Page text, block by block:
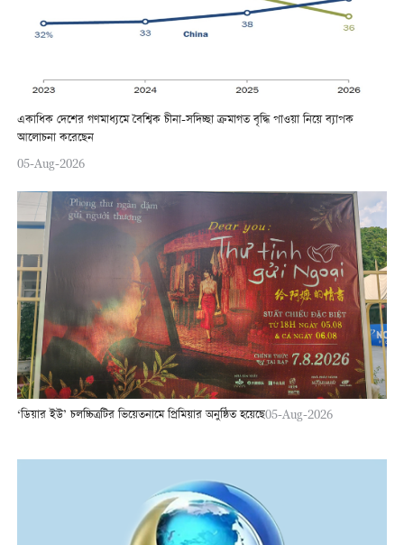
একাধিক দেশের গণমাধ্যমে বৈশ্বিক চীনা-সদিচ্ছা ক্রমাগত বৃদ্ধি পাওয়া নিয়ে ব্যাপক
আলোচনা করেছেন
05-Aug-2026
‘ডিয়ার ইউ’ চলচ্চিত্রটির ভিয়েতনামে প্রিমিয়ার অনুষ্ঠিত হয়েছে05-Aug-2026